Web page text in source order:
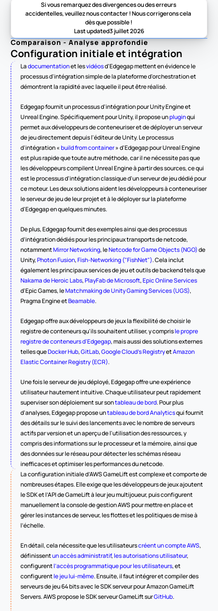
Si vous remarquez des divergences ou des erreurs
accidentelles, veuillez nous contacter ! Nous corrigerons cela
dès que possible !
Last updated3 juillet 2026
Comparaison - Analyse approfondie
Configuration initiale et intégration
La documentation et les vidéos d'Edgegap mettent en évidence le
processus d'intégration simple de la plateforme d'orchestration et
démontrent la rapidité avec laquelle il peut être réalisé.
Edgegap fournit un processus d'intégration pour Unity Engine et
Unreal Engine. Spécifiquement pour Unity, il propose un plugin qui
permet aux développeurs de conteneuriser et de déployer un serveur
de jeu directement depuis l'éditeur de Unity. Le processus
d'intégration « build from container » d'Edgegap pour Unreal Engine
est plus rapide que toute autre méthode, car il ne nécessite pas que
les développeurs compilent Unreal Engine à partir des sources, ce qui
est le processus d'intégration classique d'un serveur de jeu dédié pour
ce moteur. Les deux solutions aident les développeurs à conteneuriser
le serveur de jeu de leur projet et à le déployer sur la plateforme
d'Edgegap en quelques minutes.
De plus, Edgegap fournit des exemples ainsi que des processus
d’intégration dédiés pour les principaux transports de netcode,
notamment Mirror Networking, le Netcode for Game Objects (NGO) de
Unity, Photon Fusion, Fish-Networking ("FishNet"). Cela inclut
Nakama de Heroic Labs, PlayFab de Microsoft, Epic Online Services
d'Epic Games, le Matchmaking de Unity Gaming Services (UGS),
Pragma Engine et Beamable.
Edgegap offre aux développeurs de jeux la flexibilité de choisir le
registre de conteneurs qu'ils souhaitent utiliser, y compris le propre
registre de conteneurs d'Edgegap, mais aussi des solutions externes
telles que Docker Hub, GitLab, Google Cloud's Registry et Amazon
Elastic Container Registry (ECR).
Une fois le serveur de jeu déployé, Edgegap offre une expérience
utilisateur hautement intuitive. Chaque utilisateur peut rapidement
superviser son déploiement sur son tableau de bord. Pour plus
d'analyses, Edgegap propose un tableau de bord Analytics qui fournit
des détails sur le suivi des lancements avec le nombre de serveurs
actifs par version et un aperçu de l'utilisation des ressources, y
compris des informations sur le processeur et la mémoire, ainsi que
des données sur le réseau pour détecter les schémas réseau
inefficaces et optimiser les performances du netcode.
La configuration initiale d’AWS GameLift est complexe et comporte de
nombreuses étapes. Elle exige que les développeurs de jeux ajoutent
le SDK et l’API de GameLift à leur jeu multijoueur, puis configurent
manuellement la console de gestion AWS pour mettre en place et
gérer les instances de serveur, les flottes et les politiques de mise à
l’échelle.
En détail, cela nécessite que les utilisateurs créent un compte AWS,
définissent un accès administratif, les autorisations utilisateur,
configurent l’accès programmatique pour les utilisateurs, et
configurent le jeu lui-même. Ensuite, il faut intégrer et compiler des
serveurs de jeu 64 bits avec le SDK serveur pour Amazon GameLift
Servers. AWS propose le SDK serveur GameLift sur GitHub.